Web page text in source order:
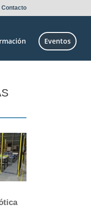
Contacto
Eventos